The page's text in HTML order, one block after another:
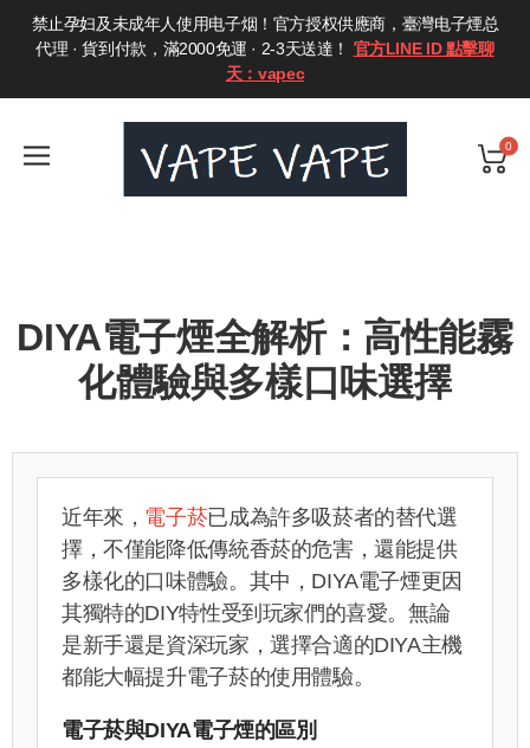
禁止孕妇及未成年人使用电子烟！官方授权供應商，臺灣电子煙总
代理 · 貨到付款，滿2000免運 · 2-3天送達！ 官方LINE ID 點擊聊
天：vapec
0
DIYA電子煙全解析：高性能霧
化體驗與多樣口味選擇
近年來， 電子菸已成為許多吸菸者的替代選
擇，不僅能降低傳統香菸的危害，還能提供
多樣化的口味體驗。其中，DIYA電子煙更因
其獨特的DIY特性受到玩家們的喜愛。無論
是新手還是資深玩家，選擇合適的DIYA主機
都能大幅提升電子菸的使用體驗。
電子菸與DIYA電子煙的區別